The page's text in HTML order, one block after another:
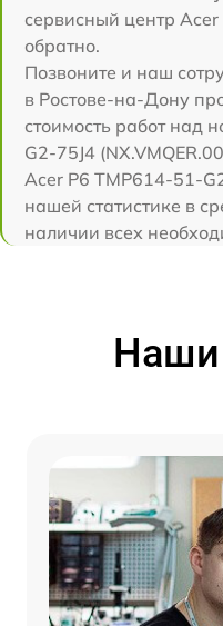
сервисный центр
обратно.
Позвоните и наш
в Ростове-на-Дону
стоимость работ над
G2-75J4
Acer P6 TMP614-51-
нашей статистике в
наличии всех
Наши